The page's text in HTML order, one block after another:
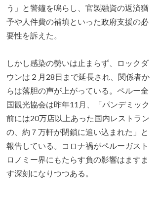
う」と警鐘を鳴らし、官製融資の返済猶
予や人件費の補填といった政府支援の必
要性を訴えた。
しかし感染の勢いは止まらず、ロックダ
ウンは２月28日まで延長され、関係者か
らは落胆の声が上がっている。ペルー全
国観光協会は昨年11月、「パンデミック
前には20万店以上あった国内レストラン
の、約７万軒が閉鎖に追い込まれた」と
報告している。コロナ禍がペルーガスト
ロノミー界にもたらす負の影響はますま
す深刻になりつつある。